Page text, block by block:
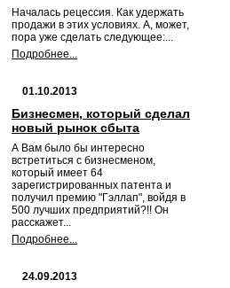
Началась рецессия. Как удержать
продажи в этих условиях. А, может,
пора уже сделать следующее:...
Подробнее...
01.10.2013
Бизнесмен, который сделал
новый рынок сбыта
А Вам было бы интересно
встретиться с бизнесменом,
который имеет 64
зарегистрированных патента и
получил премию "Гэллап", войдя в
500 лучших предприятий?!! Он
расскажет...
Подробнее...
24.09.2013